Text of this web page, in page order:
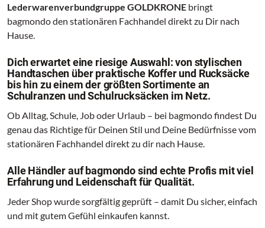
Lederwarenverbundgruppe GOLDKRONE bringt
bagmondo den stationären Fachhandel direkt zu Dir nach
Hause.
Dich erwartet eine riesige Auswahl: von stylischen
Handtaschen über praktische Koffer und Rucksäcke
bis hin zu einem der größten Sortimente an
Schulranzen und Schulrucksäcken im Netz.
Ob Alltag, Schule, Job oder Urlaub – bei bagmondo findest Du
genau das Richtige für Deinen Stil und Deine Bedürfnisse vom
stationären Fachhandel direkt zu dir nach Hause.
Alle Händler auf bagmondo sind echte Profis mit viel
Erfahrung und Leidenschaft für Qualität.
Jeder Shop wurde sorgfältig geprüft – damit Du sicher, einfach
und mit gutem Gefühl einkaufen kannst.